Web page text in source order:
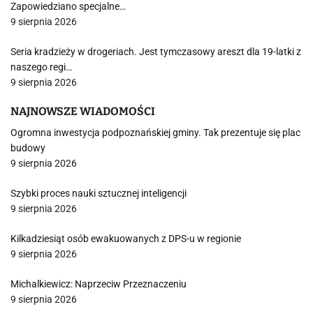
Zapowiedziano specjalne…
9 sierpnia 2026
Seria kradzieży w drogeriach. Jest tymczasowy areszt dla 19-latki z
naszego regi…
9 sierpnia 2026
NAJNOWSZE WIADOMOŚCI
Ogromna inwestycja podpoznańskiej gminy. Tak prezentuje się plac
budowy
9 sierpnia 2026
Szybki proces nauki sztucznej inteligencji
9 sierpnia 2026
Kilkadziesiąt osób ewakuowanych z DPS-u w regionie
9 sierpnia 2026
Michalkiewicz: Naprzeciw Przeznaczeniu
9 sierpnia 2026